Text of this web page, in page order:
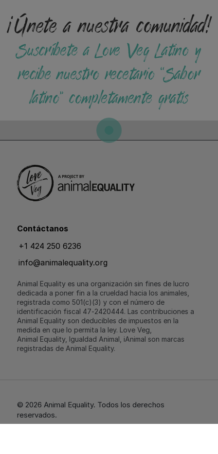
¡Únete a nuestra comunidad!
Suscríbete a Love Veg Latino y
recibe nuestro recetario “Sabor
latino” completamente gratis
Contáctanos
+1 424 250 6236
info@animalequality.org
Animal Equality es una organización sin fines de lucro
dedicada a poner fin a la crueldad hacia los animales,
registrada como 501(c)(3) y con el número de
identificación fiscal 47‑2420444. Las contribuciones a
Animal Equality son deducibles de impuestos en la
medida en que lo permita la ley. Love Veg,
Animal Equality, Igualdad Animal, iAnimal son marcas
registradas de Animal Equality.
© 2026 Animal Equality. Todos los derechos
reservados.